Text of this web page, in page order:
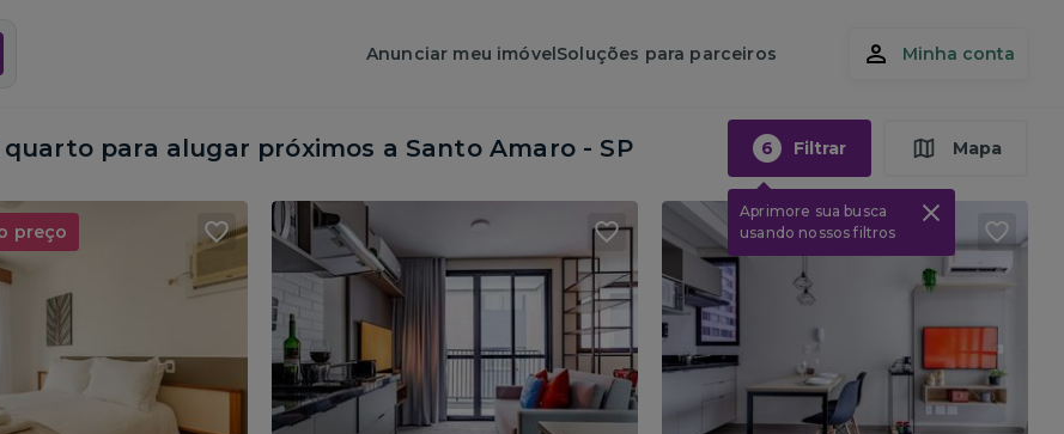
Anunciar meu imóvelSoluções para parceiros Minha conta
para alugar próximos a Santo Amaro - SP 6 Filtrar
Aprimore sua busca
usando nossos filtros
Mapa
preço